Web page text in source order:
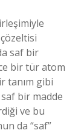
saf bir
bir tür atom
tanım gibi
bir madde
ve bu
da “saf”